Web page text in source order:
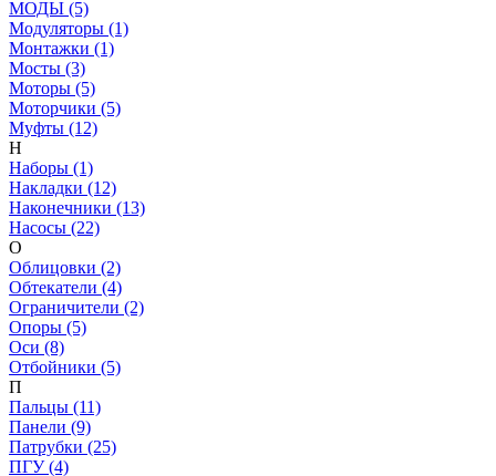
МОДЫ (5)
Модуляторы (1)
Монтажки (1)
Мосты (3)
Моторы (5)
Моторчики (5)
Муфты (12)
Н
Наборы (1)
Накладки (12)
Наконечники (13)
Насосы (22)
О
Облицовки (2)
Обтекатели (4)
Ограничители (2)
Опоры (5)
Оси (8)
Отбойники (5)
П
Пальцы (11)
Панели (9)
Патрубки (25)
ПГУ (4)